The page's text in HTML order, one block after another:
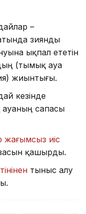
–
зиянды
ықпал ететін
(тымық ауа
жиынтығы.
кезінде
ауаның сапасы
жағымсыз иіс
қашырды.
тыныс алу